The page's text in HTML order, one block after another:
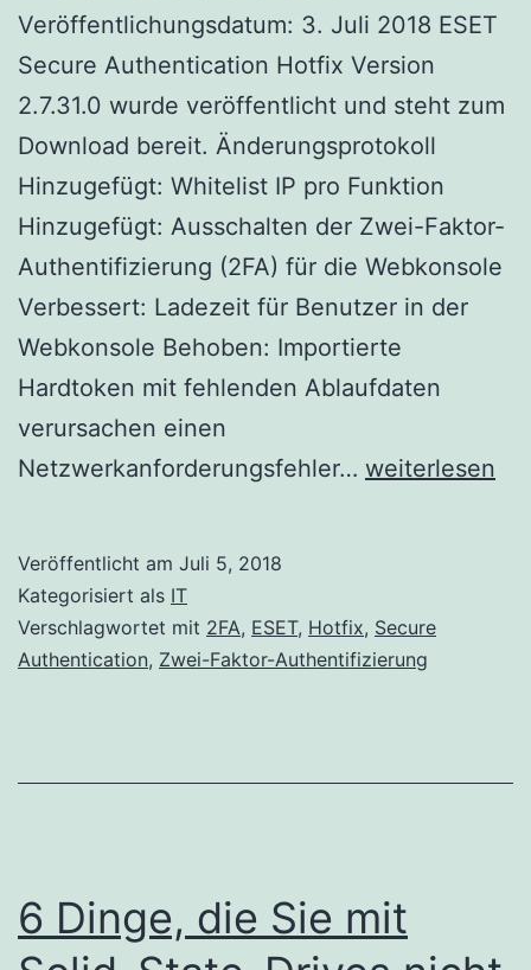
Veröffentlichungsdatum: 3. Juli 2018 ESET
Secure Authentication Hotfix Version
2.7.31.0 wurde veröffentlicht und steht zum
Download bereit. Änderungsprotokoll
Hinzugefügt: Whitelist IP pro Funktion
Hinzugefügt: Ausschalten der Zwei-Faktor-
Authentifizierung (2FA) für die Webkonsole
Verbessert: Ladezeit für Benutzer in der
Webkonsole Behoben: Importierte
Hardtoken mit fehlenden Ablaufdaten
verursachen einen
Netzwerkanforderungsfehler… ESET
Version
2.7.31.0
weiterlesen
Veröffentlicht am Juli 5, 2018
Kategorisiert als IT
Verschlagwortet mit 2FA, ESET, Hotfix, Secure
Authentication, Zwei-Faktor-Authentifizierung
6 Dinge, die Sie mit